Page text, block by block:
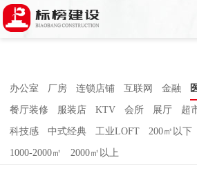
香蕉视频在线免费,香蕉视
视频下载,91香蕉APP成人
办公室 厂房 连锁店铺 互联网 金融
餐厅装修 服装店 KTV 会所 展厅 超
科技感 中式经典 工业LOFT 200㎡以下
1000-2000㎡ 2000㎡以上